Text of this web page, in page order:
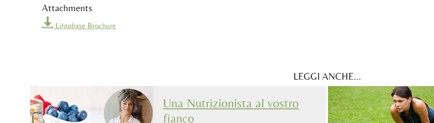
Attachments
Lihtobase Brochure
LEGGI ANCHE...
Una Nutrizionista al vostro
fianco